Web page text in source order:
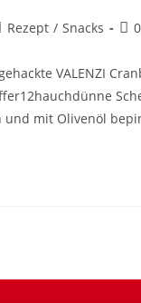
Rezept / Snacks
VALENZI
und mit Olivenöl